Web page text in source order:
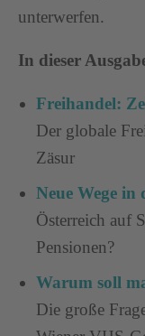
unterwerfen.
In dieser
Freihandel:
Der globale
Zäsur
Neue Wege in
Österreich auf
Pensionen?
Warum soll
Die große